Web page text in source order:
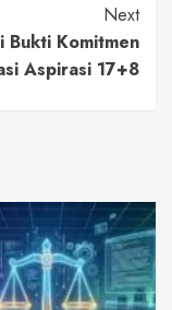
Next
Bukti Komitmen
Aspirasi 17+8